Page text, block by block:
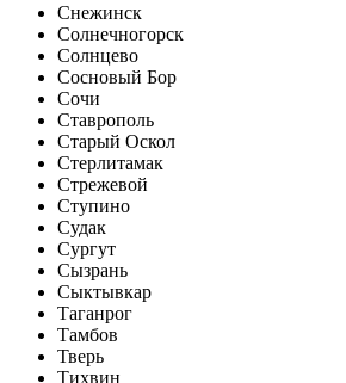
Снежинск
Солнечногорск
Солнцево
Сосновый Бор
Сочи
Ставрополь
Старый Оскол
Стерлитамак
Стрежевой
Ступино
Судак
Сургут
Сызрань
Сыктывкар
Таганрог
Тамбов
Тверь
Тихвин